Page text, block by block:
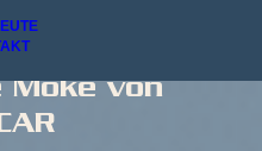
für
Nizza: der
von